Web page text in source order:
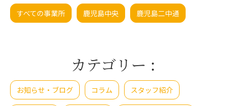
すべての事業所 ⿅児島中央 鹿児島二中通
カテゴリー :
お知らせ・ブログ コラム スタッフ紹介